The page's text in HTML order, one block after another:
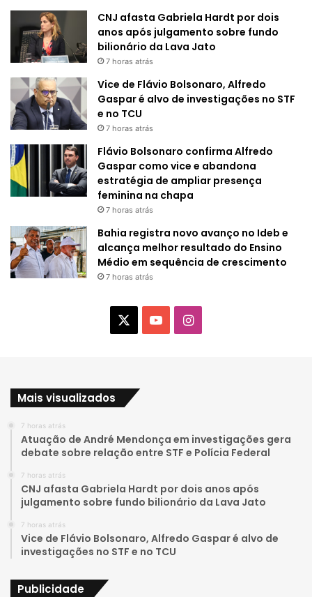
CNJ afasta Gabriela Hardt por dois
anos após julgamento sobre fundo
bilionário da Lava Jato
7 horas atrás
Vice de Flávio Bolsonaro, Alfredo
Gaspar é alvo de investigações no STF
e no TCU
7 horas atrás
Flávio Bolsonaro confirma Alfredo
Gaspar como vice e abandona
estratégia de ampliar presença
feminina na chapa
7 horas atrás
Bahia registra novo avanço no Ideb e
alcança melhor resultado do Ensino
Médio em sequência de crescimento
7 horas atrás
b
e
I
a
g
r
m
Mais visualizados
7 horas atrás
Atuação de André Mendonça em investigações gera
debate sobre relação entre STF e Polícia Federal
7 horas atrás
CNJ afasta Gabriela Hardt por dois anos após
julgamento sobre fundo bilionário da Lava Jato
7 horas atrás
Vice de Flávio Bolsonaro, Alfredo Gaspar é alvo de
investigações no STF e no TCU
Publicidade